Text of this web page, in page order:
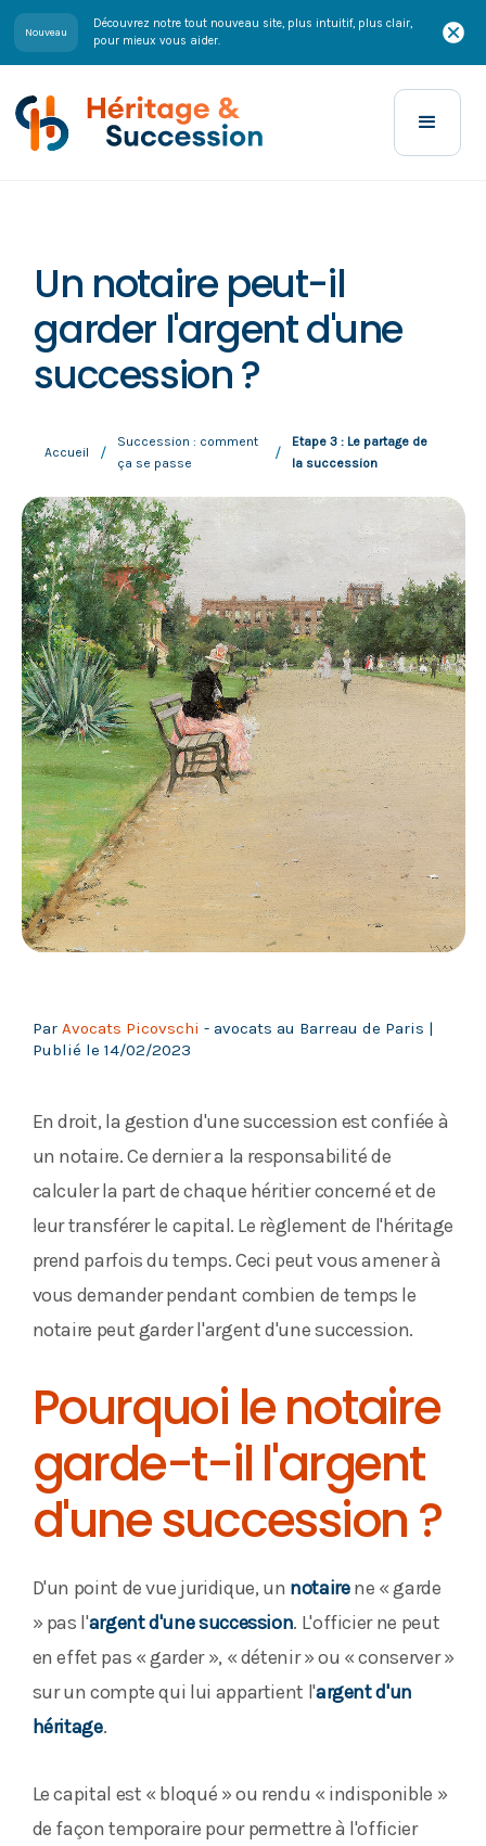
Nouveau
Découvrez notre tout nouveau site, plus intuitif, plus clair,
pour mieux vous aider.
Un notaire peut-il
garder l'argent d'une
succession ?
Accueil /
Succession : comment
ça se passe
/
Etape 3 : Le partage de
la succession
Par Avocats Picovschi - avocats au Barreau de Paris |
Publié le 14/02/2023
En droit, la gestion d'une succession est confiée à
un notaire. Ce dernier a la responsabilité de
calculer la part de chaque héritier concerné et de
leur transférer le capital. Le règlement de l'héritage
prend parfois du temps. Ceci peut vous amener à
vous demander pendant combien de temps le
notaire peut garder l'argent d'une succession.
Pourquoi le notaire
garde-t-il l'argent
d'une succession ?
D'un point de vue juridique, un notairene « garde
» pas l'argent d'une succession. L'officier ne peut
en effet pas « garder », « détenir » ou « conserver »
sur un compte qui lui appartient l'argent d'un
héritage.
Le capital est « bloqué » ou rendu « indisponible »
de façon temporaire pour permettre à l'officier